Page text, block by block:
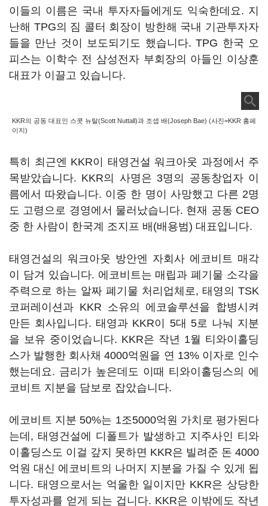
이들의 이름은 국내 투자자들에게도 익숙한데요. 지
난해 TPG의 짐 콜터 회장이 방한해 국내 기관투자자
들을 만난 것이 보도되기도 했습니다. TPG 한국 오
피스는 이학수 전 삼성전자 부회장의 아들인 이상훈
대표가 이끌고 있습니다.
KKR의 공동 대표인 스콧 뉴탈(Scott Nuttall)과 조셉 배(Joseph Bae) (사진=KKR 홈페
이지)
특히 최근엔 KKR이 태영건설 워크아웃 과정에서 주
목받았습니다. KKR의 사명은 3명의 공동창업자 이
름에서 따왔습니다. 이중 한 명이 사망했고 다른 2명
도 고령으로 경영에서 물러났습니다. 현재 공동 CEO
중 한 사람이 한국계 조지프 배(배용범) 대표입니다.
태영건설의 워크아웃 방안엔 자회사 에코비트 매각
이 담겨 있습니다. 에코비트는 매립과 폐기물 소각을
주력으로 하는 알짜 폐기물 처리업체로, 태영의 TSK
코퍼레이션과 KKR 소유의 에코솔루션을 합병시켜
만든 회사입니다. 태영과 KKR이 5대 5로 나눠 지분
을 보유 중이었습니다. KKR은 작년 1월 티와이홀딩
스가 발행한 회사채 4000억원을 연 13% 이자로 인수
했는데요. 금리가 높은데도 이때 티와이홀딩스의 에
코비트 지분을 담보로 잡았습니다.
에코비트 지분 50%는 1조5000억원 가치로 평가된다
는데, 태영건설에 디폴트가 발생하고 지주사인 티와
이홀딩스도 이걸 갚지 못하면 KKR은 빌려준 돈 4000
억원 대신 에코비트의 나머지 지분을 가질 수 있게 됩
니다. 태영으로서는 억울한 일이지만 KKR은 상당한
투자성과를 얻게 되는 겁니다. KKR은 이밖에도 작년